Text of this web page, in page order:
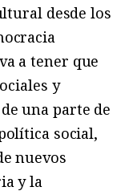
desde los
a tener que
y
una parte de
social,
nuevos
y la